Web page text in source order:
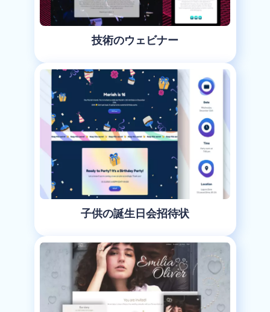
技術のウェビナー
子供の誕生日会招待状